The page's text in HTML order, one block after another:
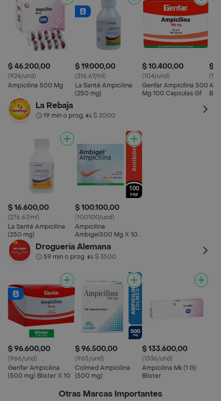
$ 46.200,00
(924/und)
Ampicilina 500 Mg
$ 19.000,00
(316.67/ml)
La Santé Ampicilina
(250 mg)
$ 10.400,00
(104/und)
Genfar Ampicilina 500
Mg 100 Capsulas Gf
$
La Rebaja
19 min o prog.• $ 2000
$ 16.600,00
(276.67/ml)
La Santé Ampicilina
(250 mg)
$ 100.100,00
(100100/und)
Ampicilina
Ambigel500 Mg X 100
Capsulas
Droguería Alemana
59 min o prog.• $ 3500
$ 96.600,00
(966/und)
Genfar Ampicilina
(500 mg) Blister X 10
$ 96.500,00
(965/und)
Colmed Ampicilina
(500 mg)
$ 133.600,00
(1336/und)
Ampicilina Mk (1 G)
Blister
Otras Marcas Importantes